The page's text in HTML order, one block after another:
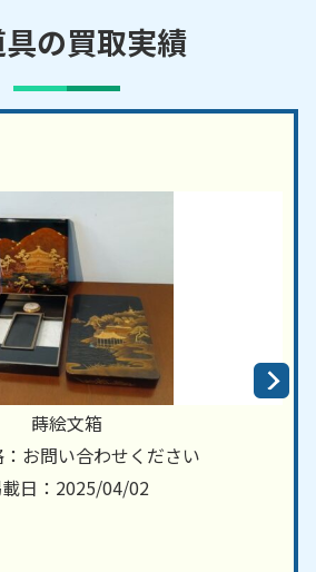
の買取実績
蒔絵文箱
お問い合わせください
日：2025/04/02